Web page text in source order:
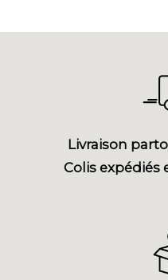
Livraison
Colis expédiés